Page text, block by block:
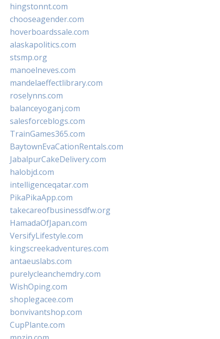
hingstonnt.com
chooseagender.com
hoverboardssale.com
alaskapolitics.com
stsmp.org
manoelneves.com
mandelaeffectlibrary.com
roselynns.com
balanceyoganj.com
salesforceblogs.com
TrainGames365.com
BaytownEvaCationRentals.com
JabalpurCakeDelivery.com
halobjd.com
intelligenceqatar.com
PikaPikaApp.com
takecareofbusinessdfw.org
HamadaOfJapan.com
VersifyLifestyle.com
kingscreekadventures.com
antaeuslabs.com
purelycleanchemdry.com
WishOping.com
shoplegacee.com
bonvivantshop.com
CupPlante.com